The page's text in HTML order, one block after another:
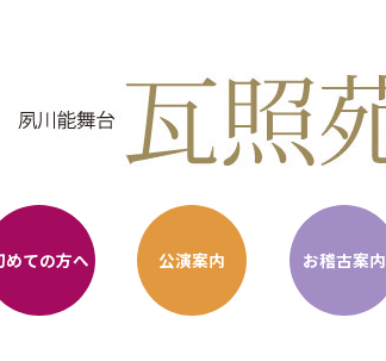
めての方へ 公演案内 お稽古案内